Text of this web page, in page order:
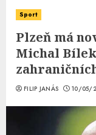
Sport
Plzeň má
Michal
FILIP JANÁS 10/05/